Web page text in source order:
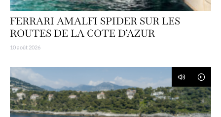
FERRARI AMALFI SPIDER SUR LES
ROUTES DE LA COTE D’AZUR
10 août 2026